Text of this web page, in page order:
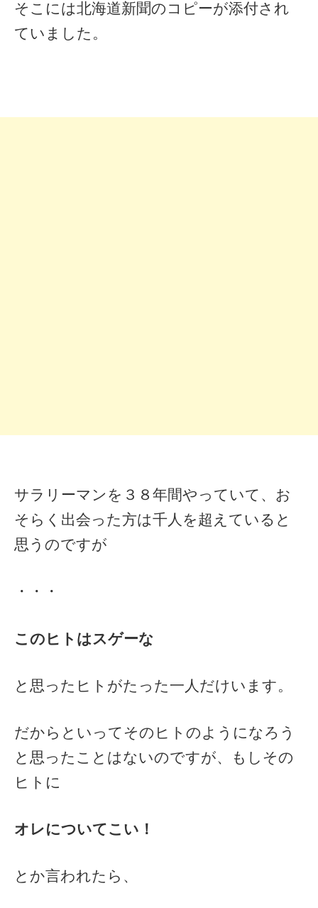
そこには北海道新聞のコピーが添付され
ていました。
サラリーマンを３８年間やっていて、お
そらく出会った方は千人を超えていると
思うのですが
・・・
このヒトはスゲーな
と思ったヒトがたった一人だけいます。
だからといってそのヒトのようになろう
と思ったことはないのですが、もしその
ヒトに
オレについてこい！
とか言われたら、